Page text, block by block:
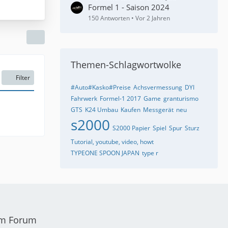
Filter
Formel 1 - Saison 2024
150 Antworten Vor 2 Jahren
Themen-Schlagwortwolke
#Auto#Kasko#Preise Achsvermessung DYI
Fahrwerk Formel-1 2017 Game granturismo
GTS K24 Umbau Kaufen Messgerät neu
s2000 S2000 Papier Spiel Spur Sturz
Tutorial, youtube, video, howt
TYPEONE SPOON JAPAN type r
Forum